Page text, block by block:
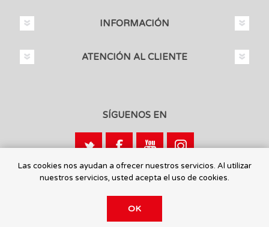
INFORMACIÓN
ATENCIÓN AL CLIENTE
SÍGUENOS EN
Calle León, 1 - 03440 Ibi, Alicante
Las cookies nos ayudan a ofrecer nuestros servicios. Al utilizar
nuestros servicios, usted acepta el uso de cookies.
OK